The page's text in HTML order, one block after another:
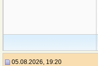
05.08.2026, 19:20